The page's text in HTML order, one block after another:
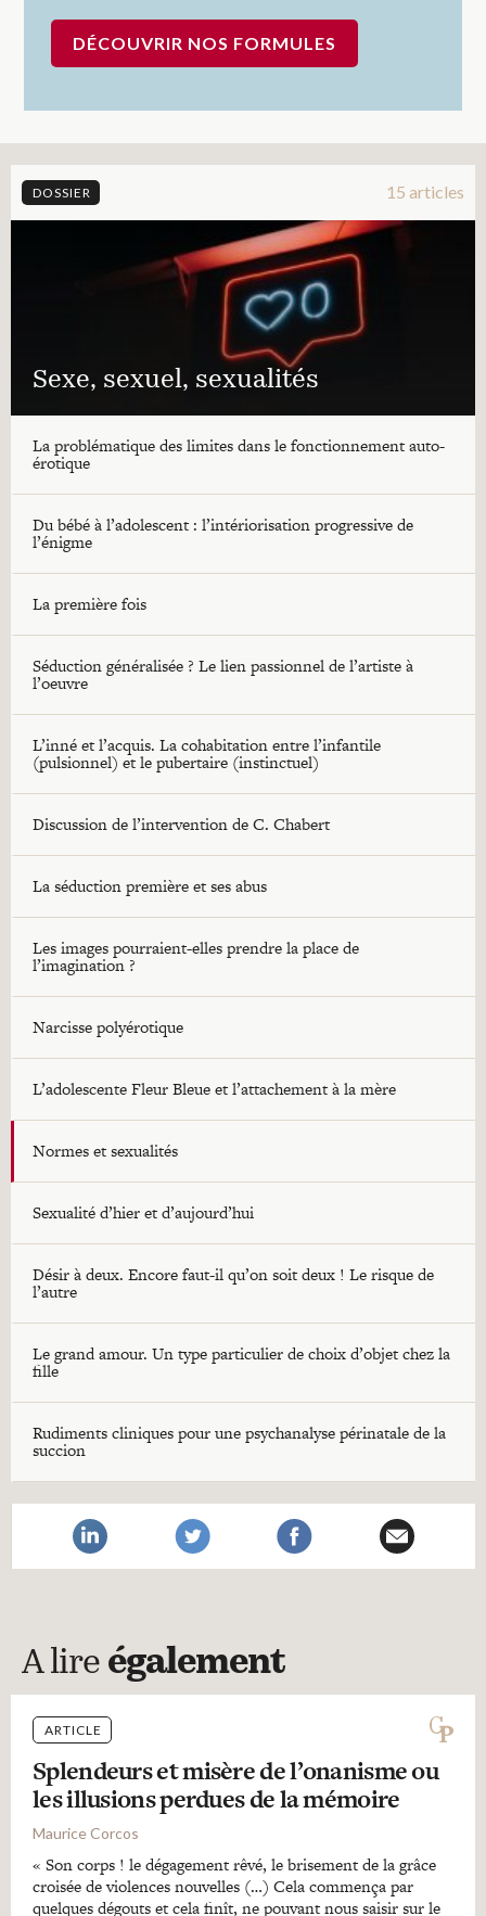
DÉCOUVRIR NOS FORMULES
DOSSIER 15 articles
Sexe, sexuel, sexualités
La problématique des limites dans le fonctionnement auto-
érotique
Du bébé à l’adolescent : l’intériorisation progressive de
l’énigme
La première fois
Séduction généralisée ? Le lien passionnel de l’artiste à
l’oeuvre
L’inné et l’acquis. La cohabitation entre l’infantile
(pulsionnel) et le pubertaire (instinctuel)
Discussion de l’intervention de C. Chabert
La séduction première et ses abus
Les images pourraient-elles prendre la place de
l’imagination ?
Narcisse polyérotique
L’adolescente Fleur Bleue et l’attachement à la mère
Normes et sexualités
Sexualité d’hier et d’aujourd’hui
Désir à deux. Encore faut-il qu’on soit deux ! Le risque de
l’autre
Le grand amour. Un type particulier de choix d’objet chez la
fille
Rudiments cliniques pour une psychanalyse périnatale de la
succion
A lire également
ARTICLE
Splendeurs et misère de l’onanisme ou
les illusions perdues de la mémoire
Maurice Corcos
« Son corps ! le dégagement rêvé, le brisement de la grâce
croisée de violences nouvelles (…) Cela commença par
quelques dégouts et cela finît, ne pouvant nous saisir sur le